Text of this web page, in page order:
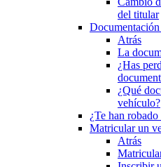
del titular
Atrás
La
¿Has
¿Qué
vehículo?
¿Te han
Matricular un
Atrás